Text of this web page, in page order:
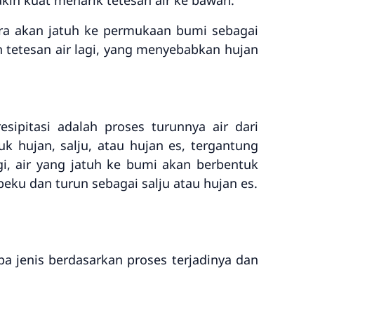
akan jatuh ke permukaan bumi sebagai
air lagi, yang menyebabkan hujan
adalah proses turunnya air dari
hujan, salju, atau hujan es, tergantung
air yang jatuh ke bumi akan berbentuk
dan turun sebagai salju atau hujan es.
jenis berdasarkan proses terjadinya dan